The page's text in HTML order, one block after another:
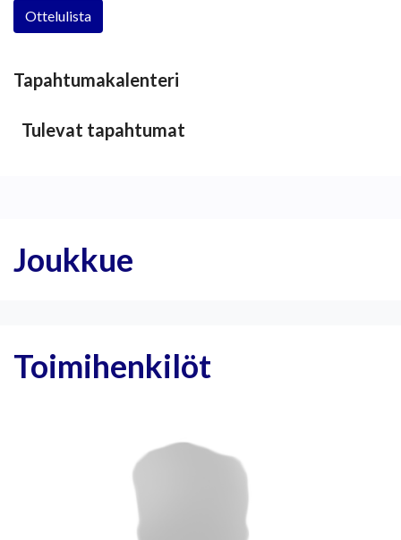
Ottelulista
Tapahtumakalenteri
Tulevat tapahtumat
Joukkue
Toimihenkilöt